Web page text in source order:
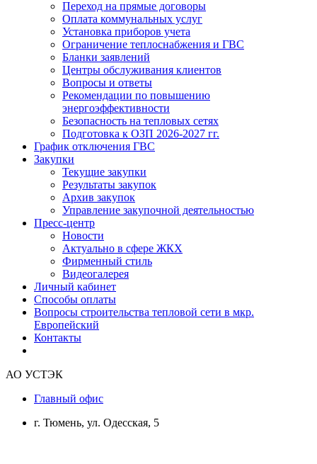
Переход на прямые договоры
Оплата коммунальных услуг
Установка приборов учета
Ограничение теплоснабжения и ГВС
Бланки заявлений
Центры обслуживания клиентов
Вопросы и ответы
Рекомендации по повышению
энергоэффективности
Безопасность на тепловых сетях
Подготовка к ОЗП 2026-2027 гг.
График отключения ГВС
Закупки
Текущие закупки
Результаты закупок
Архив закупок
Управление закупочной деятельностью
Пресс-центр
Новости
Актуально в сфере ЖКХ
Фирменный стиль
Видеогалерея
Личный кабинет
Способы оплаты
Вопросы строительства тепловой сети в мкр.
Европейский
Контакты
АО УСТЭК
Главный офис
г. Тюмень, ул. Одесская, 5